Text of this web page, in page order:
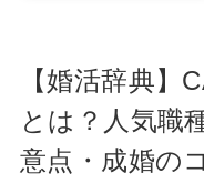
【婚活辞典】
とは？人気職
意点・成婚の